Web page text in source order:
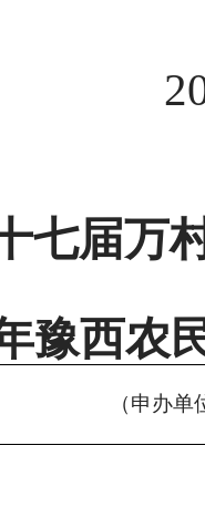
七届万
豫西农
（申办